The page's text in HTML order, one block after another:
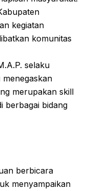
kegiatan
komunitas
selaku
merupakan skill
berbagai bidang
berbicara
menyampaikan